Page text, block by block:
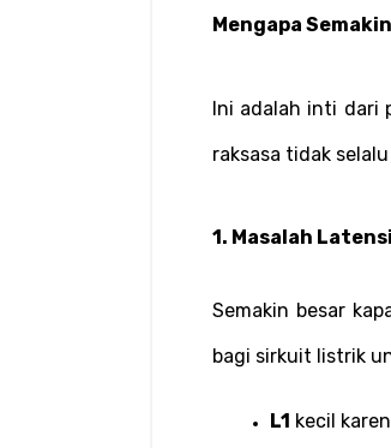
Mengapa
Ini adalah inti dari
raksasa tidak
1. Masalah
Semakin besar
bagi sirkuit listrik
L1 kecil